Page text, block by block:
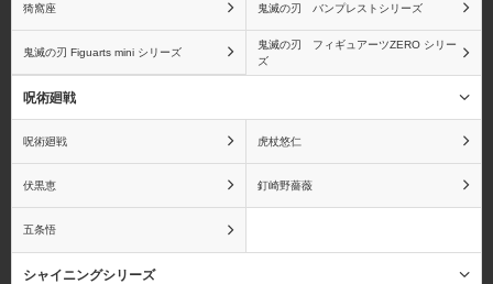
ゲッコー・モリア
黒ひげ(マーシャル・D・
ティーチ)
猗窩座 鬼滅の刃 バンプレストシリーズ
鬼滅の刃 Figuarts mini シリーズ
鬼滅の刃 フィギュアーツZERO シリー
ズ
呪術廻戦
呪術廻戦 虎杖悠仁
伏黒恵 釘崎野薔薇
五条悟
シャイニングシリーズ